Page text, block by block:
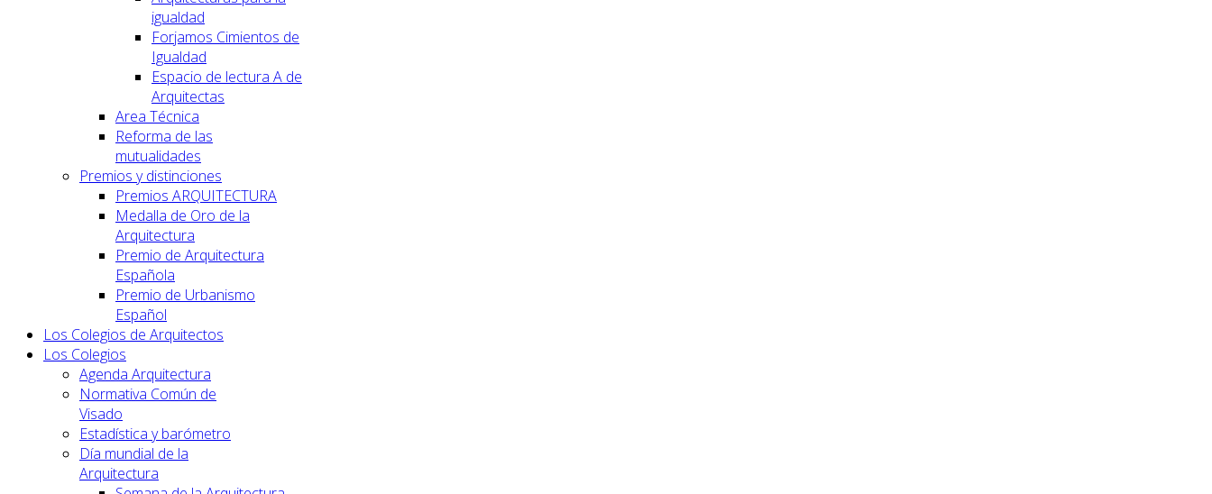
igualdad
Forjamos Cimientos de
Igualdad
Espacio de lectura A de
Arquitectas
Area Técnica
Reforma de las
mutualidades
Premios y distinciones
Premios ARQUITECTURA
Medalla de Oro de la
Arquitectura
Premio de Arquitectura
Española
Premio de Urbanismo
Español
Los Colegios de Arquitectos
Los Colegios
Agenda Arquitectura
Normativa Común de
Visado
Estadística y barómetro
Día mundial de la
Arquitectura